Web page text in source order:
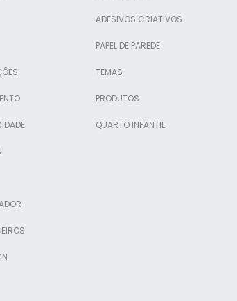
ADESIVOS CRIATIVOS
PAPEL DE PAREDE
TEMAS
PRODUTOS
QUARTO INFANTIL